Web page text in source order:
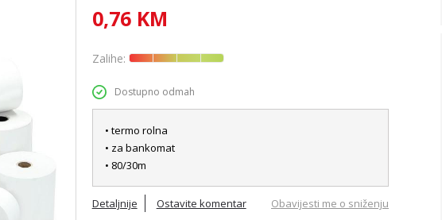
0,76 KM
Zalihe:
Dostupno odmah
• termo rolna
• za bankomat
• 80/30m
Detaljnije Ostavite komentar Obavijesti me o sniženju